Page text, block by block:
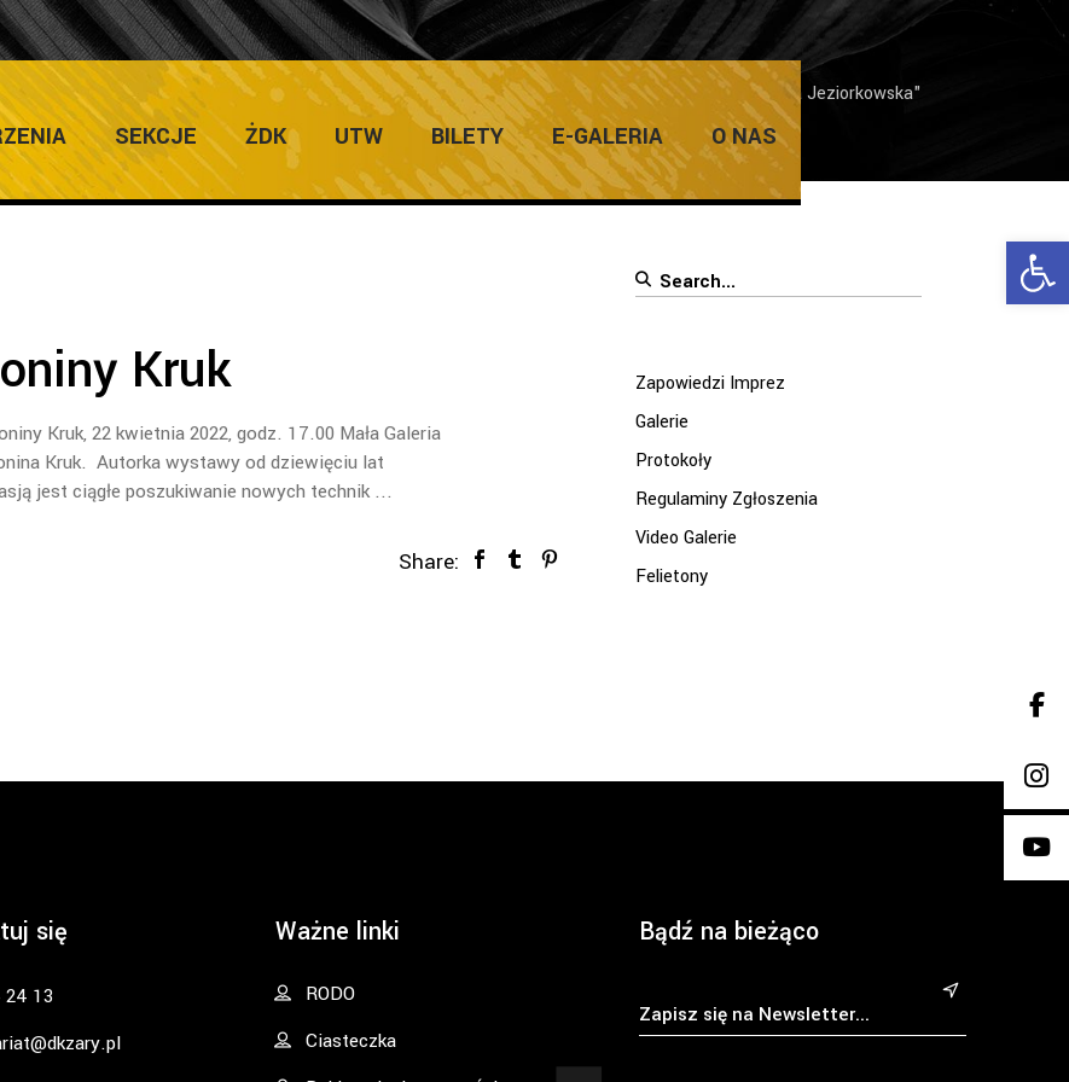
SEKCJE ŻDK UTW BILETY E-GALERIA O NAS
TAG Home/Posts tagged "Sylwia Jeziorkowska"
Kruk
Kruk, 22 kwietnia 2022, godz. 17.00 Mała Galeria
Kruk. Autorka wystawy od dziewięciu lat
jest ciągłe poszukiwanie nowych technik
Share:
Search
Zapowiedzi Imprez
Galerie
Protokoły
Regulaminy Zgłoszenia
Video Galerie
Felietony
się
13
Ważne linki
RODO
Ciasteczka
Bądź na bieżąco
&